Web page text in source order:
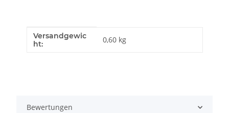
Produkteigenschaft
Wert
Versandgewic
ht:
0,60 kg
Bewertungen